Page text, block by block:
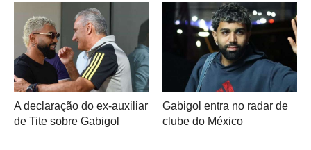
A declaração do ex-auxiliar
de Tite sobre Gabigol
Gabigol entra no radar de
clube do México